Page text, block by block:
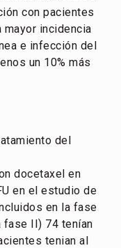
con pacientes
incidencia
e infección del
un 10% más
del
docetaxel en
en el estudio de
en la fase
II) 74 tenían
tenian al